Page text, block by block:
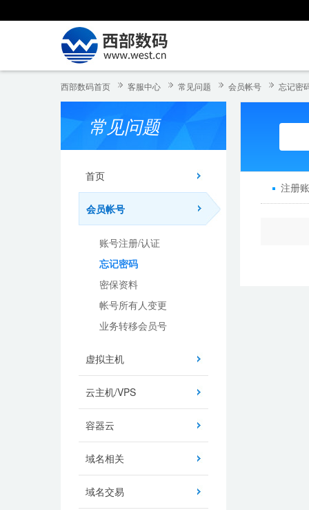
西部数码首页 客服中心 常见问题 会员帐号 忘记密
常见问题
首页
会员帐号
账号注册/认证
忘记密码
密保资料
帐号所有人变更
业务转移会员号
虚拟主机
云主机/VPS
容器云
域名相关
域名交易
注册